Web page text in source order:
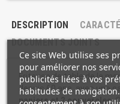
DESCRIPTION
DOCUMENTS JOINTS
Friteuse de table de la
depuis 60 ans, avec une
paniers et 2 couvercles.
Ce site Web utilise ses
pour améliorer nos
publicités liées à vos
habitudes de